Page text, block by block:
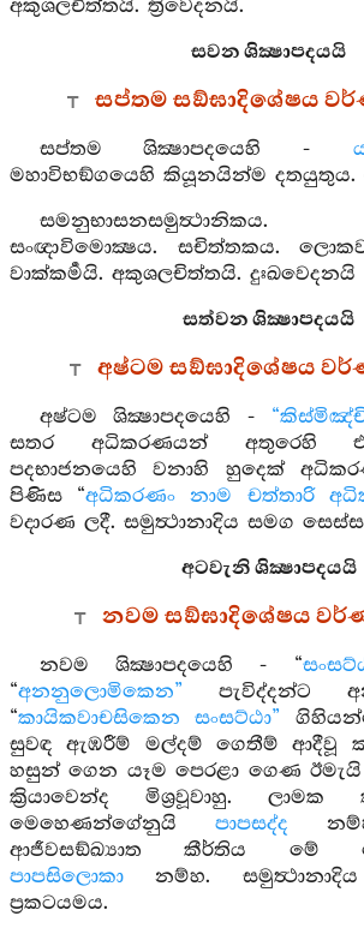
අකුශලචිත්තයි. ත්‍රිවෙදනයි.
සවන ශික්‍ෂාපදයයි
සප්තම සඞ්ඝාදිශේෂය
සප්තම ශික්‍ෂාපදයෙහි -
මහාවිභඞ්ගයෙහි කියූනයින්ම දතයුතුය.
සමනුභාසනසමුත්‍ථානිකය.
සංඥාවිමොක්‍ෂය. සචිත්තකය.
වාක්කර්‍මයි. අකුශලචිත්තයි. දුඃඛවෙදනයි
සත්වන ශික්‍ෂාපදයයි
අෂ්ටම සඞ්ඝාදිශේෂය
අෂ්ටම ශික්‍ෂාපදයෙහි -
සතර අධිකරණයන් අතුරෙහි
පදභාජනයෙහි වනාහි හුදෙක්
පිණිස “අධිකරණං නාම චත්තාරි
වදාරණ ලදී. සමුත්‍ථානාදිය සමග
අටවැනි ශික්‍ෂාපදයයි
නවම සඞ්ඝාදිශේෂය
නවම ශික්‍ෂාපදයෙහි - “
“අනනුලොමිකෙන” පැවිද්දන්ට
“කායිකවාචසිකෙන සංසට්ඨා”
සුවඳ ඇඹරීම් මල්දම් ගෙතීම් ආදීවූ
හසුන් ගෙන යෑම පෙරළා ගෙණ
ක්‍රියාවෙන්ද මිශ්‍රවූවාහු.
මෙහෙණන්ගේනුයි පාපසද්ද
ආජීවසඞ්ඛ්‍යාත කීර්තිය මේ
පාපසිලොකා නම්හ.
ප්‍රකටයමය.